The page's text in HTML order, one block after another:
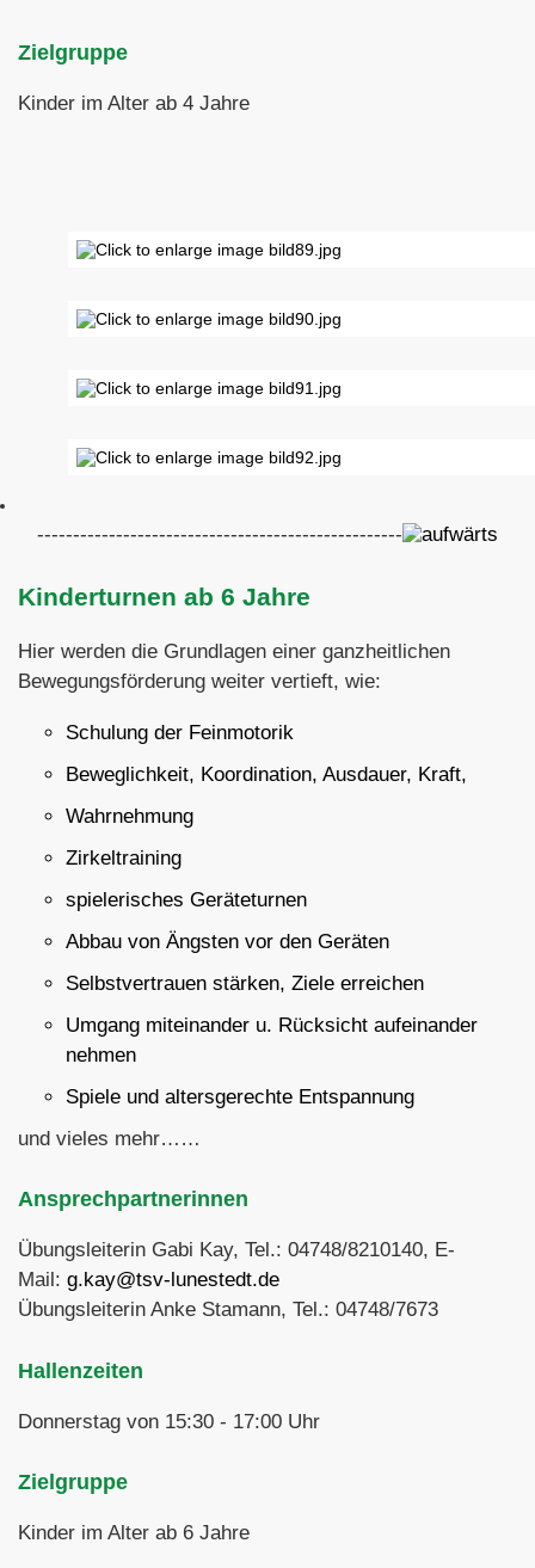
Zielgruppe
Kinder im Alter ab 4 Jahre
---------------------------------------------------
Kinderturnen ab 6 Jahre
Hier werden die Grundlagen einer ganzheitlichen
Bewegungsförderung weiter vertieft, wie:
Schulung der Feinmotorik
Beweglichkeit, Koordination, Ausdauer, Kraft,
Wahrnehmung
Zirkeltraining
spielerisches Geräteturnen
Abbau von Ängsten vor den Geräten
Selbstvertrauen stärken, Ziele erreichen
Umgang miteinander u. Rücksicht aufeinander
nehmen
Spiele und altersgerechte Entspannung
und vieles mehr……
Ansprechpartnerinnen
Übungsleiterin Gabi Kay, Tel.: 04748/8210140, E-
Mail: g.kay@tsv-lunestedt.de
Übungsleiterin Anke Stamann, Tel.: 04748/7673
Hallenzeiten
Donnerstag von 15:30 - 17:00 Uhr
Zielgruppe
Kinder im Alter ab 6 Jahre